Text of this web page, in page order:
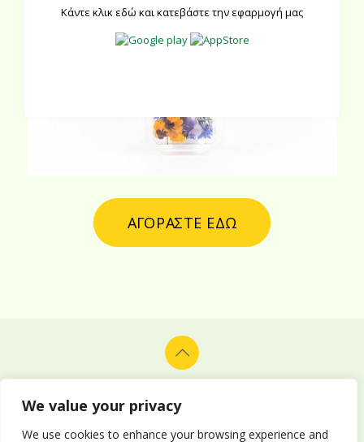
We value your privacy
We use cookies to enhance your browsing experience and
ΑΓΟΡΑΣΤΕ ΕΔΩ
Design and development by
Κάντε κλικ εδώ και κατεβάστε την εφαρμογή μας